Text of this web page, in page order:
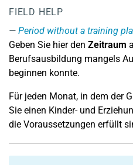
FIELD HELP
Period without a training
Geben Sie hier den Zeitraum
Berufsausbildung mangels
beginnen konnte.
Für jeden Monat, in dem der
Sie einen Kinder- und
die Voraussetzungen erfüllt